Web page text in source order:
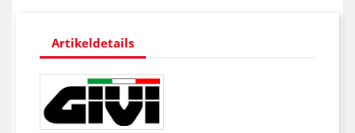
Artikeldetails